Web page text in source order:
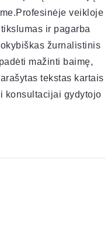
veikloje
ir pagarba
žurnalistinis
mažinti baimę,
tekstas kartais
konsultacijai gydytojo